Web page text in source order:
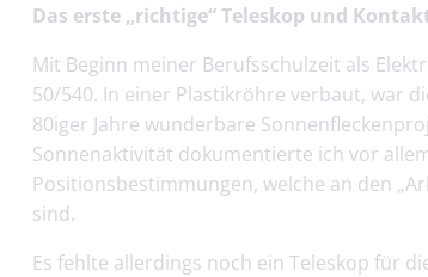
Das erste „richtige“ Teleskop und
Mit Beginn meiner Berufsschulzeit als
50/540. In einer Plastikröhre verbaut, war
80iger Jahre wunderbare
Sonnenaktivität dokumentierte ich vor
Positionsbestimmungen, welche an den
sind.
Es fehlte allerdings noch ein Teleskop für